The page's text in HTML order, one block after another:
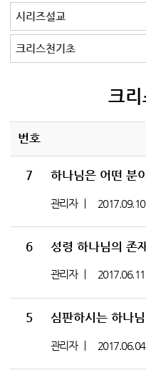
주일설교
성경강해
시리즈설교
기타방송
시리즈설교 전체
구원
결혼
교회의믿음
그리스도인
성막
조직신학
설교와설교자
성경바로보기
성경Q&A
킹제임스성경
재림의 징조
창조진화
천주교
주님의교회계획
하나님의뜻알기
하나님의일꾼과섬김
크리스천기초
크
번호
7
관리자 2017.09.10
6
관리자 2017.06.11
5 심판하시는 하나
관리자 2017.06.04